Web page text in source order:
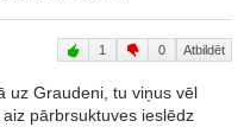
1 0 Atbildēt
uz Graudeni, tu viņus vēl
pārbrsuktuves ieslēdz